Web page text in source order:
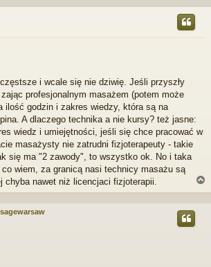
g
i wcale się nie dziwię. Jeśli przyszły
profesjonalnym masażem (potem może
ilość godzin i zakres wiedzy, która są na
A dlaczego technika a nie kursy? też jasne:
wiedz i umiejętności, jeśli się chce pracować w
masażysty nie zatrudni fizjoterapeuty - takie
się ma "2 zawody", to wszystko ok. No i taka
wiem, za granicą nasi technicy masażu są
chyba nawet niż licencjaci fizjoterapii.
a